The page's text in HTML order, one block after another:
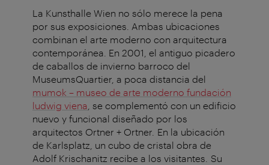
La Kunsthalle Wien no sólo merece la pena
por sus exposiciones. Ambas ubicaciones
combinan el arte moderno con arquitectura
contemporánea. En 2001, el antiguo picadero
de caballos de invierno barroco del
MuseumsQuartier, a poca distancia del
mumok – museo de arte moderno fundación
ludwig viena , se complementó con un edificio
nuevo y funcional diseñado por los
arquitectos Ortner + Ortner. En la ubicación
de Karlsplatz, un cubo de cristal obra de
Adolf Krischanitz recibe a los visitantes. Su